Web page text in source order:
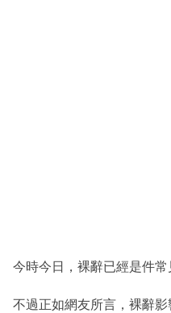
今時今日，裸辭已經是件常
不過正如網友所言，裸辭